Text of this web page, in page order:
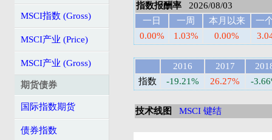
MSCI指数 (Gross)
MSCI产业 (Price)
MSCI产业 (Gross)
期货债券
国际指数期货
债券指数
指数报酬率 2026/08/03
一日
一周 本月以来
一
0.00%
1.03% 0.00%
2016 2017
指数
-19.21% 26.27% -
技术线图 MSCI 键结